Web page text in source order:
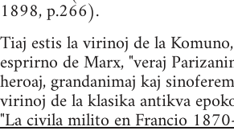
1898, p.266).
Tiaj estis la virinoj de la
esprirno de Marx, "veraj
heroaj, grandanimaj kaj
virinoj de la klasika antikva
"La civila milito en Francio